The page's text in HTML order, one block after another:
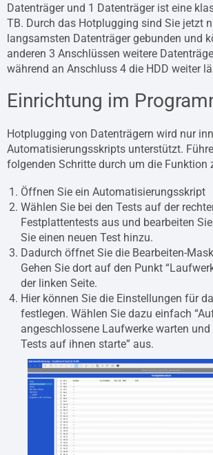
Datenträger und 1 Datenträger ist eine
TB. Durch das Hotplugging sind Sie jetzt
langsamsten Datenträger gebunden und
anderen 3 Anschlüssen weitere
während an Anschluss 4 die HDD weiter
Einrichtung im
Hotplugging von Datenträgern wird nur
Automatisierungsskripts unterstützt.
folgenden Schritte durch um die Funktion
Öffnen Sie ein Automatisierungsskript
Wählen Sie bei den Tests auf der
Festplattentests aus und bearbeiten
Sie einen neuen Test hinzu.
Dadurch öffnet Sie die Bearbeiten-
Gehen Sie dort auf den Punkt
der linken Seite.
Hier können Sie die Einstellungen für
festlegen. Wählen Sie dazu einfach
angeschlossene Laufwerke warten
Tests auf ihnen starte” aus.